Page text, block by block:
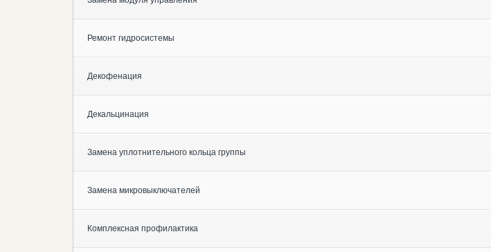
Ремонт гидросистемы
Декофенация
Декальцинация
Замена уплотнительного кольца группы
Замена микровыключателей
Комплексная профилактика